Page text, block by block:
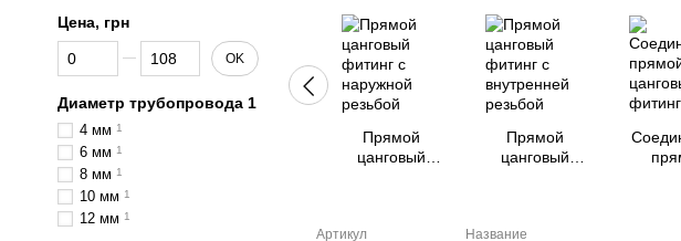
Прямой
цанговый
Прямой
цанговый
Артикул Название
Цена, грн
От Цена, грн
До Цена, грн OK
Диаметр трубопровода 1
4 мм 1
6 мм 1
8 мм 1
10 мм 1
12 мм 1